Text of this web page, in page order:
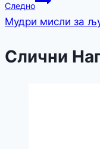
Следно
Мудри мисли за
Слични